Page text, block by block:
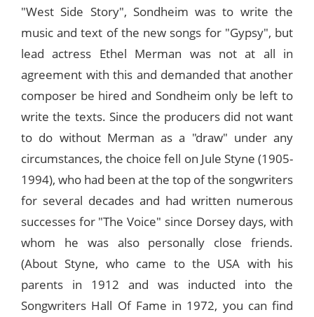
"West Side Story", Sondheim was to write the
music and text of the new songs for "Gypsy", but
lead actress Ethel Merman was not at all in
agreement with this and demanded that another
composer be hired and Sondheim only be left to
write the texts. Since the producers did not want
to do without Merman as a "draw" under any
circumstances, the choice fell on Jule Styne (1905-
1994), who had been at the top of the songwriters
for several decades and had written numerous
successes for "The Voice" since Dorsey days, with
whom he was also personally close friends.
(About Styne, who came to the USA with his
parents in 1912 and was inducted into the
Songwriters Hall Of Fame in 1972, you can find